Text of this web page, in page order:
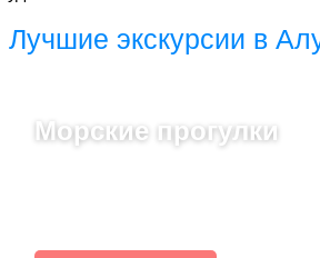
Лучшие экскурсии в
Морские прогулки